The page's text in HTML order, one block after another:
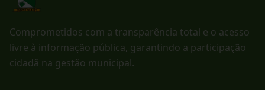
Comprometidos com a transparência total e o acesso
livre à informação pública, garantindo a participação
cidadã na gestão municipal.